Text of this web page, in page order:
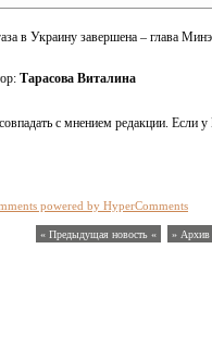
в Украину завершена – глава
Тарасова Виталина
с мнением редакции. Если
powered by HyperComments
« Предыдущая новость « » Архив